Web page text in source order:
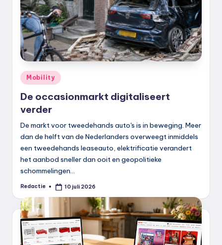
Geplaatst
in
Mobility
De occasionmarkt digitaliseert
verder
De markt voor tweedehands auto's is in beweging. Meer
dan de helft van de Nederlanders overweegt inmiddels
een tweedehands leaseauto, elektrificatie verandert
het aanbod sneller dan ooit en geopolitieke
schommelingen…
Geplaatst
Redactie 10 juli 2026